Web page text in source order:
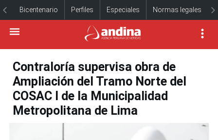
Bicentenario Perfiles Especiales Normas legales
Contraloría supervisa obra de
Ampliación del Tramo Norte del
COSAC I de la Municipalidad
Metropolitana de Lima